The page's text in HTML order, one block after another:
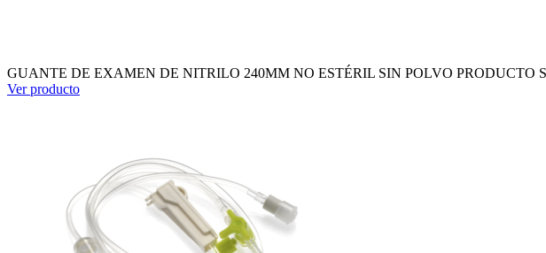
GUANTE DE EXAMEN DE NITRILO 240MM NO ESTÉRIL SIN POLVO PRODUCTO
Ver producto